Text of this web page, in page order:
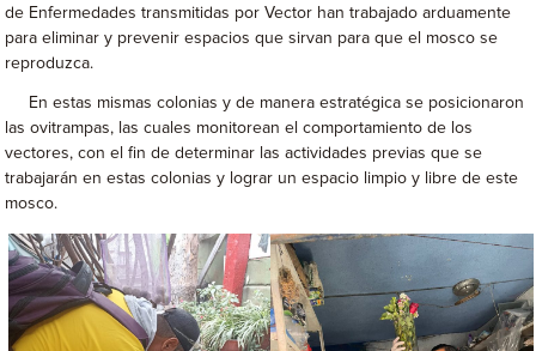
de Enfermedades transmitidas por Vector han trabajado arduamente
para eliminar y prevenir espacios que sirvan para que el mosco se
reproduzca.
En estas mismas colonias y de manera estratégica se posicionaron
las ovitrampas, las cuales monitorean el comportamiento de los
vectores, con el fin de determinar las actividades previas que se
trabajarán en estas colonias y lograr un espacio limpio y libre de este
mosco.